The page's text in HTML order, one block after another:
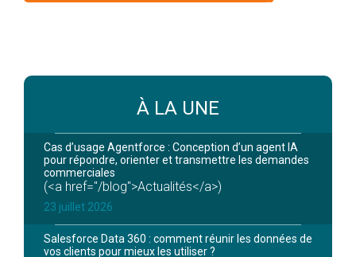
À LA UNE
Cas d’usage Agentforce : Conception d’un agent IA
pour répondre, orienter et transmettre les demandes
commerciales
(<a href="/blog">Actualités</a>)
23 juillet 2026
Salesforce Data 360 : comment réunir les données de
vos clients pour mieux les utiliser ?